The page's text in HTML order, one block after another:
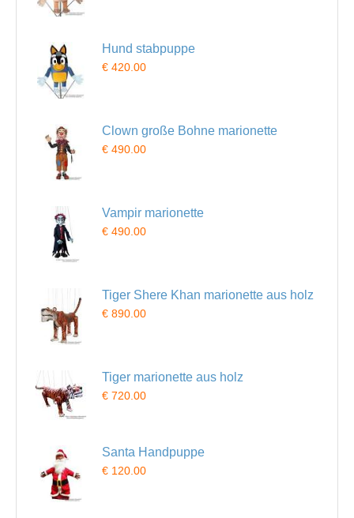
Hund stabpuppe
€ 420.00
Clown große Bohne marionette
€ 490.00
Vampir marionette
€ 490.00
Tiger Shere Khan marionette aus holz
€ 890.00
Tiger marionette aus holz
€ 720.00
Santa Handpuppe
€ 120.00